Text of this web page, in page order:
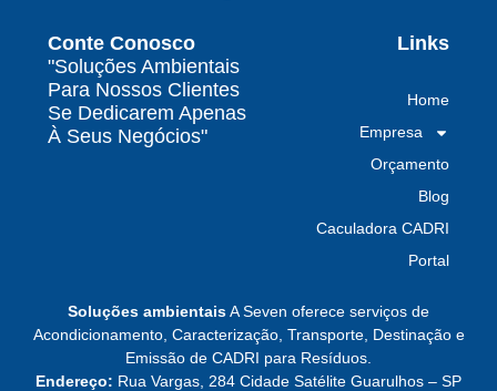
Por que contratar uma empresa de gestão de
resíduos classe I é fundamental para sua
indústria
Por que escolher uma empresa de
gerenciamento de resíduos especializada é
POSTAGENS
Baixa do MTR: por que o manifesto em aberto
Soluções ambientaisA Seven oferece serviços de
Acondicionamento, Caracterização, Transporte, Destinação e
Emissão de CADRI para Resíduos.
Endereço: Rua Vargas, 284 Cidade Satélite Guarulhos – SP
Conte Conosco
"Soluções Ambientais
Para Nossos Clientes
Se Dedicarem Apenas
À Seus Negócios"
Links
Home
Empresa
Orçamento
Blog
Caculadora CADRI
Portal